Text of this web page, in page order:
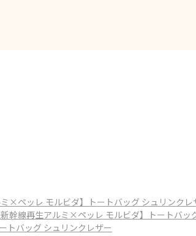
ミ×ペッレ モルビダ】トートバッグ シュリンクレ
新幹線再生アルミ×ペッレ モルビダ】トートバッ
トバッグ シュリンクレザー